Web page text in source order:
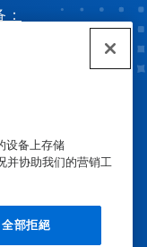
设备上存储
并协助我们的营销工
全部拒絕
用条款